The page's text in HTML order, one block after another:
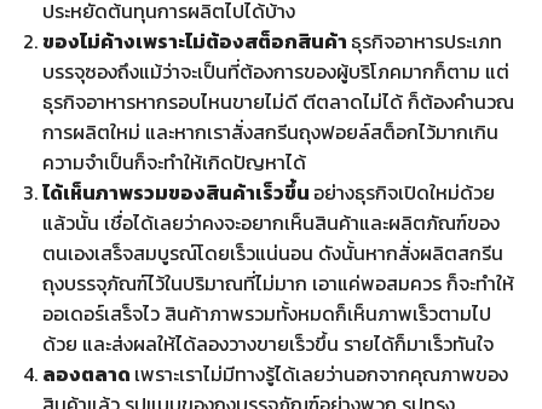
ประหยัดต้นทุนการผลิตไปได้บ้าง
ของไม่ค้างเพราะไม่ต้องสต็อกสินค้า ธุรกิจอาหารประเภท
บรรจุซองถึงแม้ว่าจะเป็นที่ต้องการของผู้บริโภคมากก็ตาม แต่
ธุรกิจอาหารหากรอบไหนขายไม่ดี ตีตลาดไม่ได้ ก็ต้องคำนวณ
การผลิตใหม่ และหากเราสั่งสกรีนถุงฟอยล์สต็อกไว้มากเกิน
ความจำเป็นก็จะทำให้เกิดปัญหาได้
ได้เห็นภาพรวมของสินค้าเร็วขึ้น อย่างธุรกิจเปิดใหม่ด้วย
แล้วนั้น เชื่อได้เลยว่าคงจะอยากเห็นสินค้าและผลิตภัณฑ์ของ
ตนเองเสร็จสมบูรณ์โดยเร็วแน่นอน ดังนั้นหากสั่งผลิตสกรีน
ถุงบรรจุภัณฑ์ไว้ในปริมาณที่ไม่มาก เอาแค่พอสมควร ก็จะทำให้
ออเดอร์เสร็จไว สินค้าภาพรวมทั้งหมดก็เห็นภาพเร็วตามไป
ด้วย และส่งผลให้ได้ลองวางขายเร็วขึ้น รายได้ก็มาเร็วทันใจ
ลองตลาด เพราะเราไม่มีทางรู้ได้เลยว่านอกจากคุณภาพของ